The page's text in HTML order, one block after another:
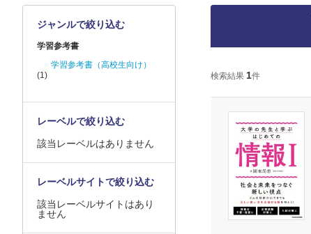
検索結果 1件
ジャンルで絞り込む
学習参考書
学習参考書（高校生向け）
(1)
レーベルで絞り込む
該当レーベルはありません
レーベルサイトで絞り込む
該当レーベルサイトはあり
ません